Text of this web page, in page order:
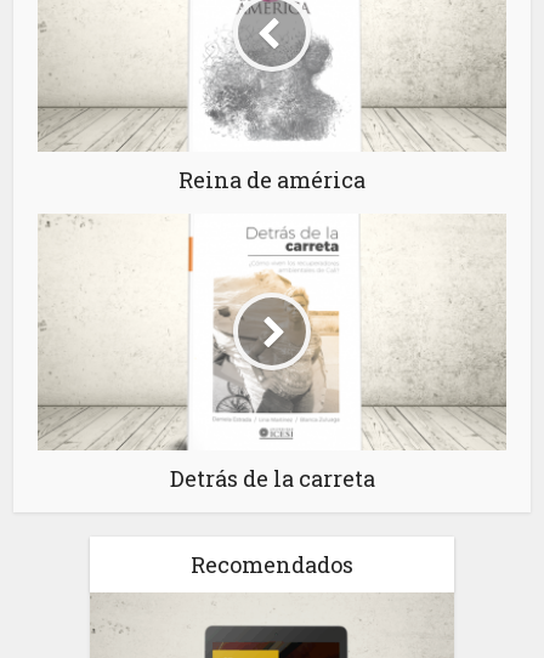
Reina de américa
Detrás de la carreta
Recomendados